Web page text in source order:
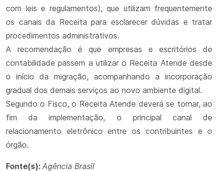
com leis e regulamentos), que utilizam frequentemente
os canais da Receita para esclarecer dúvidas e tratar
procedimentos administrativos.
A recomendação é que empresas e escritórios de
contabilidade passem a utilizar o Receita Atende desde
o início da migração, acompanhando a incorporação
gradual dos demais serviços ao novo ambiente digital.
Segundo o Fisco, o Receita Atende deverá se tornar, ao
fim da implementação, o principal canal de
relacionamento eletrônico entre os contribuintes e o
órgão.
Fonte(s): Agência Brasil